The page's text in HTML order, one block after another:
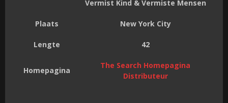
Vermist Kind & Vermiste Mensen
Plaats New York City
Lengte 42
Homepagina
The Search Homepagina
Distributeur